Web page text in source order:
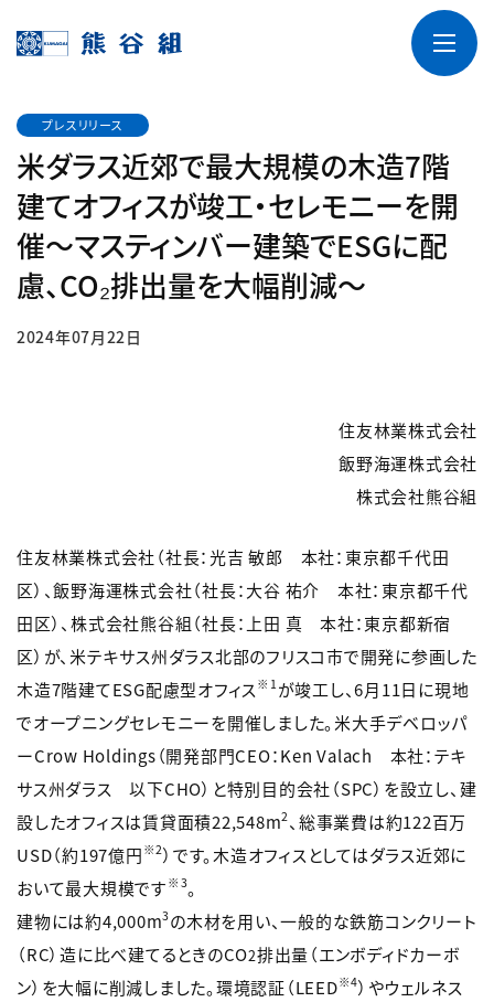
プレスリリース
米ダラス近郊で最大規模の木造7階
建てオフィスが竣工・セレモニーを開
催～マスティンバー建築でESGに配
慮、CO₂排出量を大幅削減～
2024年07月22日
住友林業株式会社
飯野海運株式会社
株式会社熊谷組
住友林業株式会社（社長：光吉 敏郎 本社：東京都千代田
区）、飯野海運株式会社（社長：大谷 祐介 本社：東京都千代
田区）、株式会社熊谷組（社長：上田 真 本社：東京都新宿
区）が、米テキサス州ダラス北部のフリスコ市で開発に参画した
木造7階建てESG配慮型オフィス ※1 が竣工し、6月11日に現地
でオープニングセレモニーを開催しました。米大手デベロッパ
ーCrow Holdings（開発部門CEO：Ken Valach 本社：テキ
サス州ダラス 以下CHO）と特別目的会社（SPC）を設立し、建
設したオフィスは賃貸面積22,548m2 、総事業費は約122百万
USD（約197億円 ※2）です。木造オフィスとしてはダラス近郊に
おいて最大規模です ※3。
建物には約4,000m3の木材を用い、一般的な鉄筋コンクリート
（RC）造に比べ建てるときのCO2排出量（エンボディドカーボ
ン）を大幅に削減しました。環境認証（LEED※4）やウェルネス